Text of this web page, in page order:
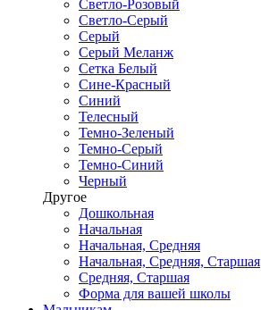
Светло-Розовый
Светло-Серый
Серый
Серый Меланж
Сетка Белый
Сине-Красный
Синий
Телесный
Темно-Зеленый
Темно-Серый
Темно-Синий
Черный
Другое
Дошкольная
Начальная
Начальная, Средняя
Начальная, Средняя, Старшая
Средняя, Старшая
Форма для вашей школы